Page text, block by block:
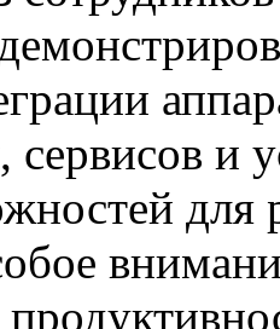
сервисов и
для